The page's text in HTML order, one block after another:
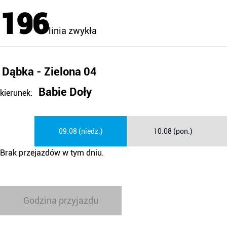
196linia zwykła
Dąbka - Zielona 04
kierunek: Babie Doły
09.08 (niedz.) 10.08 (pon.)
Brak przejazdów w tym dniu.
Godzina przyjazdu